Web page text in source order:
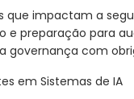
que impactam a
e preparação para
governança com
em Sistemas de IA